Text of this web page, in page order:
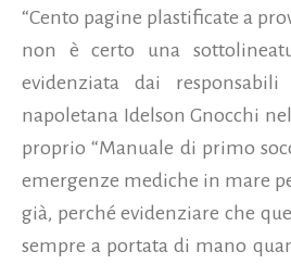
“Cento pagine plastificate a
non è certo una
evidenziata dai
napoletana Idelson Gnocchi
proprio “Manuale di primo
emergenze mediche in mare
già, perché evidenziare che
sempre a portata di mano